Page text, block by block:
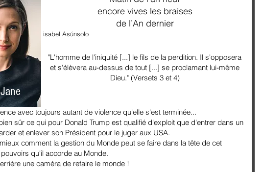
Jane
encore vives les braises
de l’An dernier
isabel Asúnsolo
"L'homme de l'iniquité [...] le fils de la perdition. Il s'opposera
et s'élèvera au-dessus de tout [...] se proclamant lui-même
Dieu." (Versets 3 et 4)
avec toujours autant de violence qu'elle s'est terminée...
sûr ce qui pour Donald Trump est qualifié d'exploit que d'entrer dans un
et enlever son Président pour le juger aux USA.
comment la gestion du Monde peut se faire dans la tête de cet
qu'il accorde au Monde.
une caméra de refaire le monde !